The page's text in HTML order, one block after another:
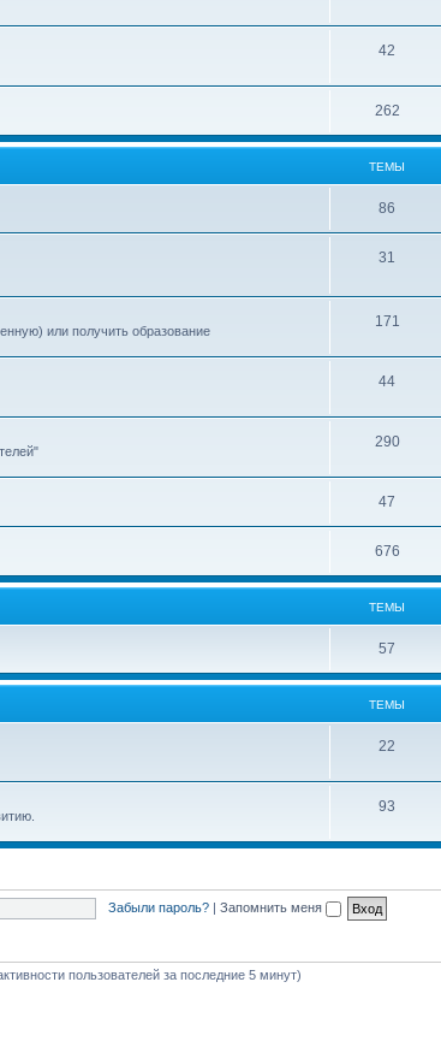
42
262
ТЕМЫ
86
31
или получить образование
171
44
290
47
676
ТЕМЫ
57
ТЕМЫ
22
93
Забыли пароль? | Запомнить меня
пользователей за последние 5 минут)